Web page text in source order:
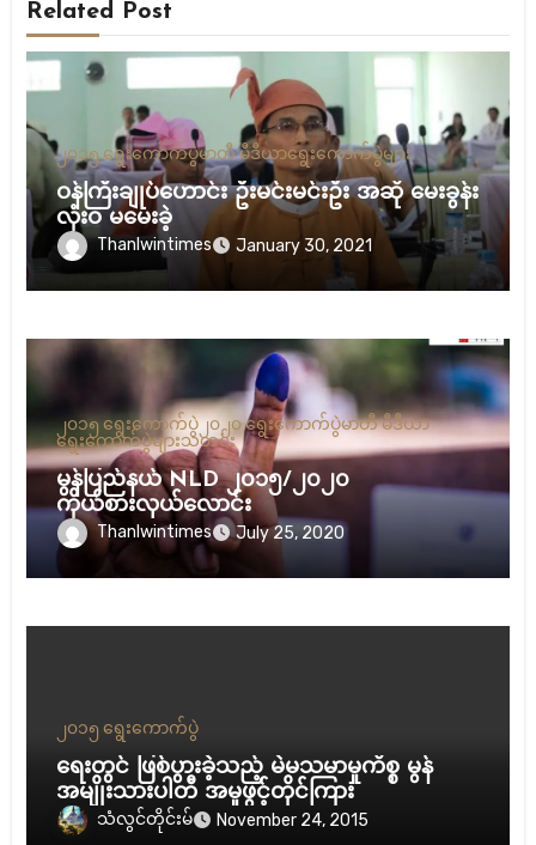
Related Post
၂၀၁၅ ရွေးကောက်ပွဲမာတီ မီဒီယာရွေးကောက်ပွဲများ
ဝန်ကြီးချုပ်ဟောင်း ဦးမင်းမင်းဦး အဆို မေးခွန်း
လုံးဝ မမေးခဲ့
Thanlwintimes January 30, 2021
၂၀၁၅ ရွေးကောက်ပွဲ၂၀၂၀ ရွေးကောက်ပွဲမာတီ မီဒီယာ
ရွေးကောက်ပွဲများသတင်း
မွန်ပြည်နယ် NLD ၂၀၁၅/၂၀၂၀
ကိုယ်စားလှယ်လောင်း
Thanlwintimes July 25, 2020
၂၀၁၅ ရွေးကောက်ပွဲ
ရေးတွင် ဖြစ်ပွားခဲ့သည့် မဲမသမာမှုကိစ္စ မွန်
အမျိုးသားပါတီ အမှုဖွင့်တိုင်ကြား
သံလွင်တိုင်းမ် November 24, 2015